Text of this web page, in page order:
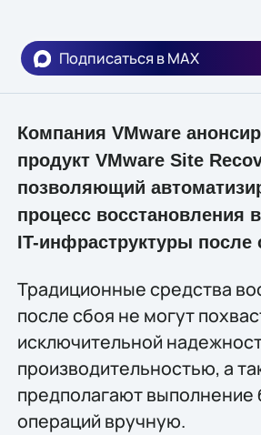
Подписаться в MAX
Компания VMware
продукт VMware Site
позволяющий
процесс восстановления
IT-инфраструктуры после
Традиционные средства
после сбоя не могут
исключительной
производительностью, а
предполагают выполнение
операций вручную.